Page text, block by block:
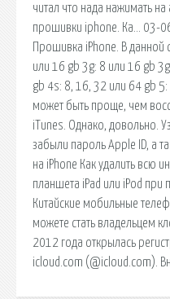
читал что нада нажимать
прошивки iphone. Ка… 03-
Прошивка iPhone. В
или 16 gb 3g: 8 или 16 gb
gb 4s: 8, 16, 32 или 64 gb
может быть проще, чем
iTunes. Однако, довольно.
забыли пароль Apple ID, а
на iPhone Как удалить всю
планшета iPad или iPod
Китайские мобильные
можете стать владельцем
2012 года открылась
icloud.com (@icloud.com).